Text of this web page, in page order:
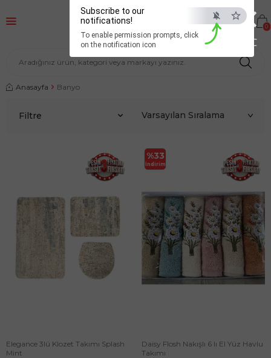
×
ESC
Subscribe to our
notifications!
To enable permission prompts, click
on the notification icon
0
Anasayfa Banyo
Filtre
Elegance 3lü Klozet Takımı Splash
Mint
%33
İndirim
Daisy Flosh Nakışlı 6 lı El Yüz Havlu
Takımı